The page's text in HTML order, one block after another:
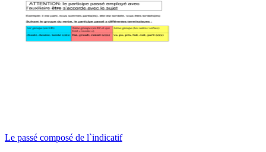
Le passé composé de l`indicatif